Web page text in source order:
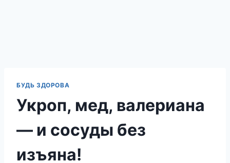
БУДЬ ЗДОРОВА
Укроп, мед, валериана
— и сосуды без
изъяна!